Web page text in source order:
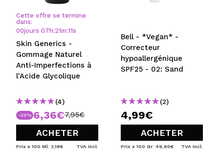
Cette offre se termine
dans:
00jours 07h:21m:10s
Skin Generics -
Gommage Naturel
Anti-Imperfections à
l'Acide Glycolique
(4)
-20% 6,36€7,95€
ACHETER
Prix x 100 Ml: 3,18€ TVA Incl.
Bell - *Vegan* -
Correcteur
hypoallergénique
SPF25 - 02: Sand
(2)
4,99€
ACHETER
Prix x 100 Gr: 49,90€ TVA Incl.